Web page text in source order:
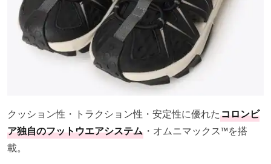
クッション性・トラクション性・安定性に優れたコロンビ
ア独自のフットウエアシステム ・オムニマックス™を搭
載。